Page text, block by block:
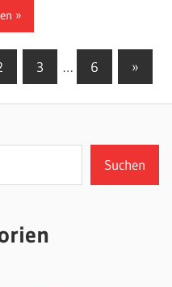
3 … 6
Nächste
Beiträge
»
Suchen